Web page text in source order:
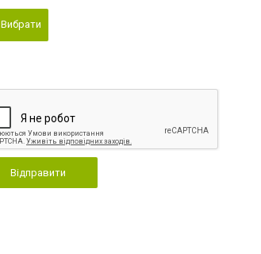
Вибрати
Відправити